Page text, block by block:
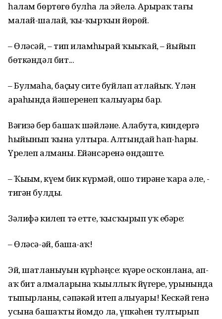
һалам бөртөгө булһа ла эйелә. Арыраҡ тағы
малай-шалай, ҡыҙ-ҡырҡын йөрөй.
– Өләсәй, – тип иламһырай ҡыҙыҡай, – йыйып
бөткәндәл бит...
– Булмаһа, баҫыу сите буйлап атлайыҡ. Үлән
араһында йәшеренеп ҡалыуҙарҙы бар.
Вәғизә бер башаҡ шәйләне. Алабута, киндергә
һыйынып ҡына ултыра. Алтындай һап-һары.
Үрелеп алманы. Ейәнсәренә өндәште.
– Ҡыҙым, күҙем бик күрмәй, ошо тирәне ҡара әле, -
тигән булды.
Зәлифә килеп тә етте, ҡысҡырып уҡ ебәрҙе:
– Өләсә-әй, баша-аҡ!
Эй, шатланыуын күрһәңсе: күҙҙәре осҡонлана, ап-
аҡ бит алмаларына ҡыҙыллыҡ йүгерҙе, урынында
тыпырланы, сәпәкәй итеп алыуҙары! Кескәй генә
усына башаҡты йомдо ла, үпкәһен тултырып